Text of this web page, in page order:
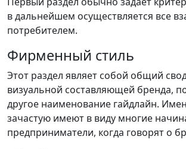
в дальнейшем осуществляется все
потребителем.
Фирменный стиль
Этот раздел являет собой общий
визуальной составляющей бренда,
другое наименование гайдлайн.
зачастую имеют в виду многие
предприниматели, когда говорят о